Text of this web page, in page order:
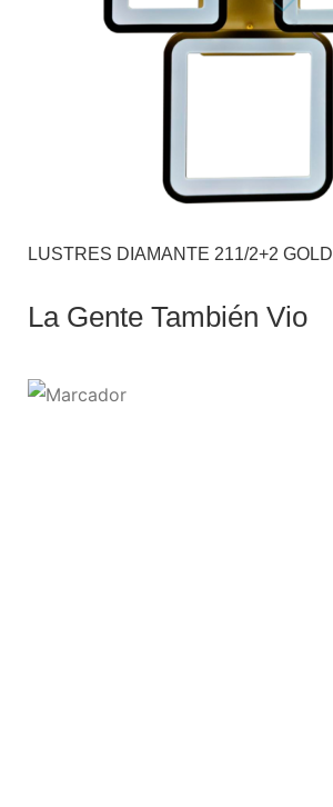
LUSTRES DIAMANTE 211/2+2 GOLD
La Gente También Vio